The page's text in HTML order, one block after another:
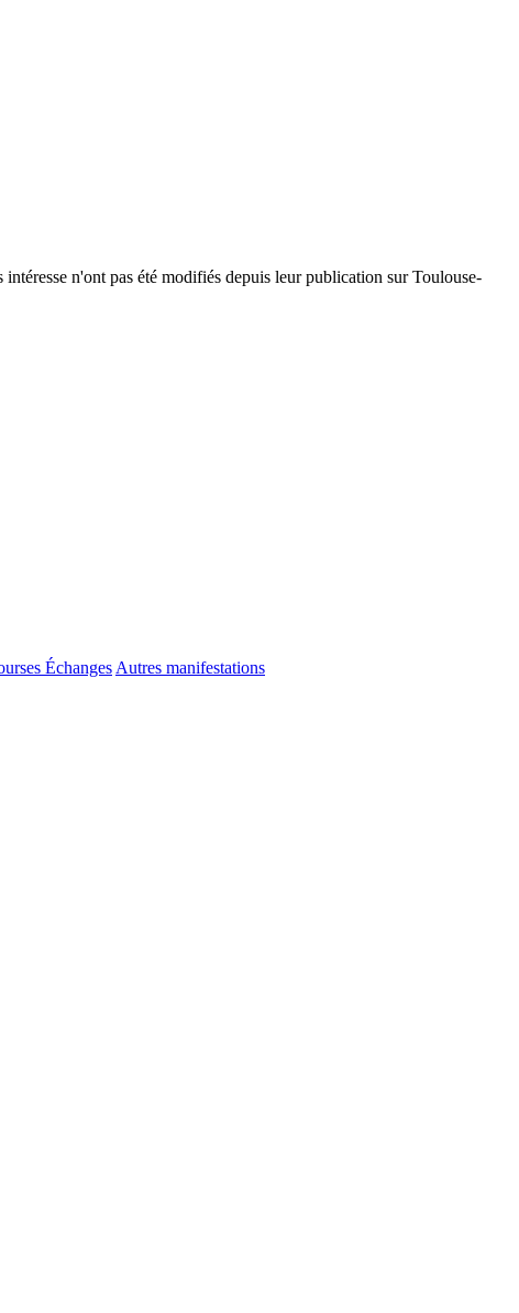
n'ont pas été modifiés depuis leur publication sur Toulouse-
Échanges Autres manifestations